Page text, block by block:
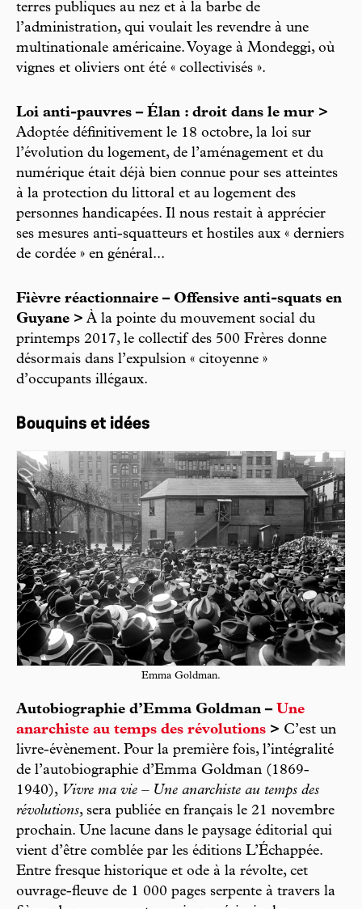
terres publiques au nez et à la barbe de
l’administration, qui voulait les revendre à une
multinationale américaine. Voyage à Mondeggi, où
vignes et oliviers ont été « collectivisés ».
Loi anti-pauvres – Élan : droit dans le mur >
Adoptée définitivement le 18 octobre, la loi sur
l’évolution du logement, de l’aménagement et du
numérique était déjà bien connue pour ses atteintes
à la protection du littoral et au logement des
personnes handicapées. Il nous restait à apprécier
ses mesures anti-squatteurs et hostiles aux « derniers
de cordée » en général...
Fièvre réactionnaire – Offensive anti-squats en
Guyane > À la pointe du mouvement social du
printemps 2017, le collectif des 500 Frères donne
désormais dans l’expulsion « citoyenne »
d’occupants illégaux.
Bouquins et idées
Emma Goldman.
Autobiographie d’Emma Goldman – Une
anarchiste au temps des révolutions > C’est un
livre-évènement. Pour la première fois, l’intégralité
de l’autobiographie d’Emma Goldman (1869-
1940), Vivre ma vie – Une anarchiste au temps des
révolutions, sera publiée en français le 21 novembre
prochain. Une lacune dans le paysage éditorial qui
vient d’être comblée par les éditions L’Échappée.
Entre fresque historique et ode à la révolte, cet
ouvrage-fleuve de 1 000 pages serpente à travers la